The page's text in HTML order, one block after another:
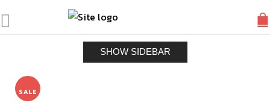
SALE
SHOW SIDEBAR